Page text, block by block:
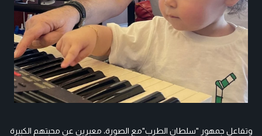
وتفاعل جمهور "سلطان الطرب"مع الصورة، معبرين عن محبتهم الكبيرة